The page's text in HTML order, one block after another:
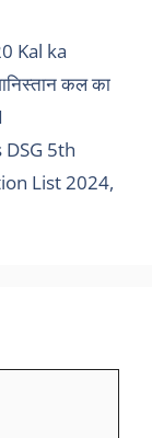
Kal ka
कल का
5th
List 2024,